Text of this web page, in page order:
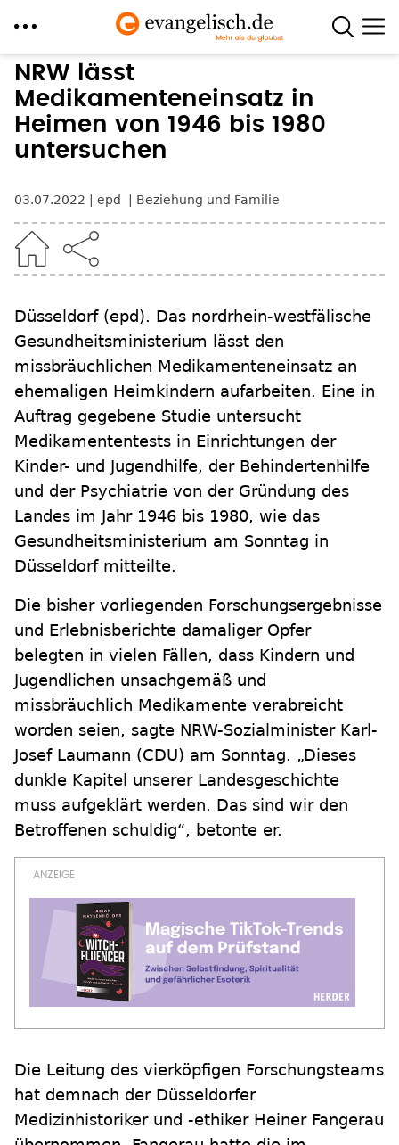
Direkt
zum
Inhalt
NRW lässt
Medikamenteneinsatz in
Heimen von 1946 bis 1980
untersuchen
03.07.2022 epd Beziehung und Familie
Düsseldorf (epd). Das nordrhein-westfälische
Gesundheitsministerium lässt den
missbräuchlichen Medikamenteneinsatz an
ehemaligen Heimkindern aufarbeiten. Eine in
Auftrag gegebene Studie untersucht
Medikamententests in Einrichtungen der
Kinder- und Jugendhilfe, der Behindertenhilfe
und der Psychiatrie von der Gründung des
Landes im Jahr 1946 bis 1980, wie das
Gesundheitsministerium am Sonntag in
Düsseldorf mitteilte.
Die bisher vorliegenden Forschungsergebnisse
und Erlebnisberichte damaliger Opfer
belegten in vielen Fällen, dass Kindern und
Jugendlichen unsachgemäß und
missbräuchlich Medikamente verabreicht
worden seien, sagte NRW-Sozialminister Karl-
Josef Laumann (CDU) am Sonntag. „Dieses
dunkle Kapitel unserer Landesgeschichte
muss aufgeklärt werden. Das sind wir den
Betroffenen schuldig“, betonte er.
Die Leitung des vierköpfigen Forschungsteams
hat demnach der Düsseldorfer
Medizinhistoriker und -ethiker Heiner Fangerau